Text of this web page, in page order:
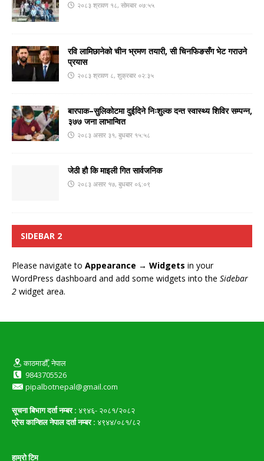
२०८३ श्रावण १८, सोमबार ०७:५५
रवि लामिछानेको चीन भ्रमण तयारी, सी चिनफिङसँग भेट गराउने
प्रयास
२०८३ श्रावण ८, शुक्रबार ०२:३५
बारपाक–सुलिकोटमा दुईदिने निःशुल्क दन्त स्वास्थ्य शिविर सम्पन्न,
३७७ जना लाभान्वित
२०८३ असार ३१, बुधबार १५:५८
जेठी हौ कि माइली गित सार्वजनिक
२०८३ असार १७, बुधबार ०६:०९
SIDEBAR 2
Please navigate to Appearance → Widgets in your
WordPress dashboard and add some widgets into the Sidebar
2 widget area.
काठमाडौँ, नेपाल
9843705526
pipalbotnepal@gmail.com
सूचना बिभाग दर्ता नम्बर : ४९४६- २०८१/२०८२
प्रेस कान्शिल नेपाल दर्ता नम्बर : ४९४४/०८१/८२
हाम्रो टिम